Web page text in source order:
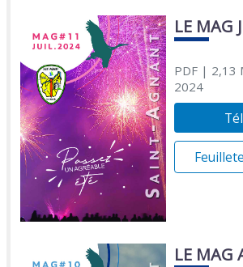
LE MAG
PDF| 2,13
2024
LE MAG